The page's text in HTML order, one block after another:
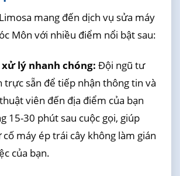
mang đến dịch vụ sửa máy
Môn với nhiều điểm nổi bật sau:
lý nhanh chóng: Đội ngũ tư
trực sẵn để tiếp nhận thông tin và
viên đến địa điểm của bạn
15-30 phút sau cuộc gọi, giúp
cố máy ép trái cây không làm gián
của bạn.